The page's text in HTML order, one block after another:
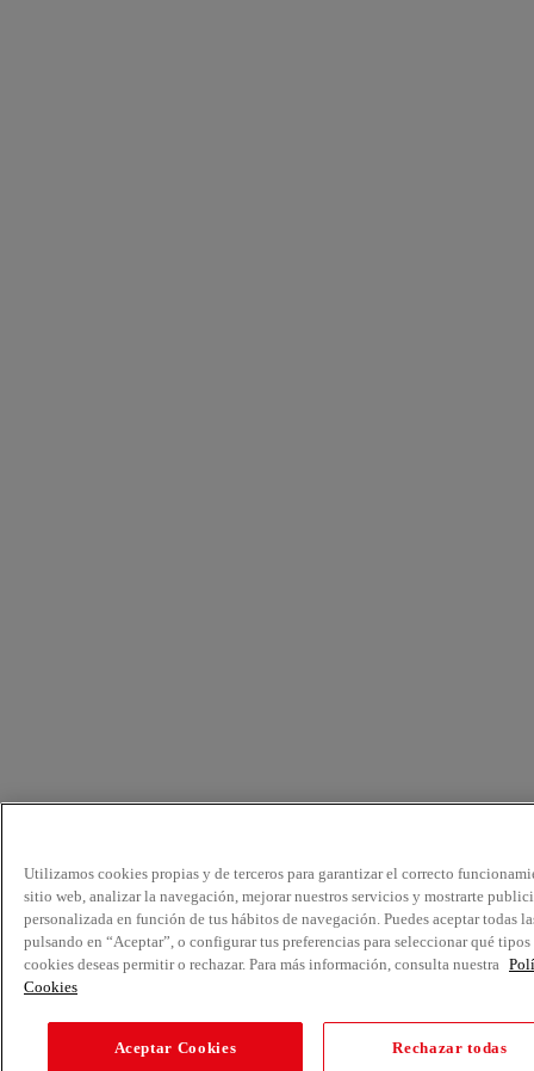
Utilizamos cookies propias y de terceros para garantizar el correcto
sitio web, analizar la navegación, mejorar nuestros servicios y mostrarte
personalizada en función de tus hábitos de navegación. Puedes aceptar todas
pulsando en “Aceptar”, o configurar tus preferencias para seleccionar qué tipos
cookies deseas permitir o rechazar. Para más información, consulta nuestra
Cookies
Aceptar Cookies Rechazar todas